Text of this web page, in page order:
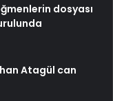
dosyası
Atagül can